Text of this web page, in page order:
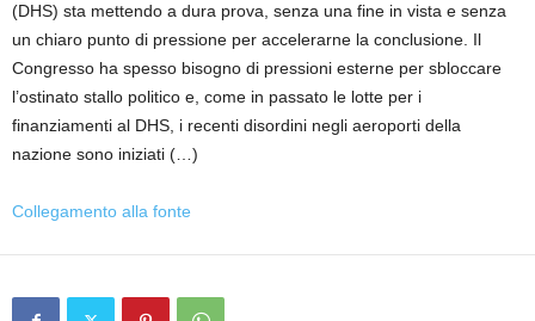
(DHS) sta mettendo a dura prova, senza una fine in vista e senza
un chiaro punto di pressione per accelerarne la conclusione. Il
Congresso ha spesso bisogno di pressioni esterne per sbloccare
l’ostinato stallo politico e, come in passato le lotte per i
finanziamenti al DHS, i recenti disordini negli aeroporti della
nazione sono iniziati (…)
Collegamento alla fonte